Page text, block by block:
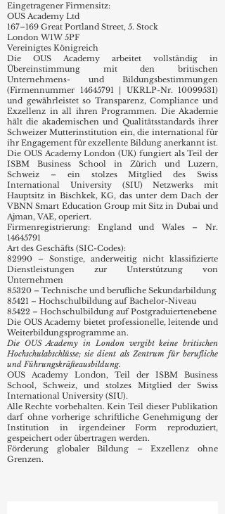
Eingetragener Firmensitz:
OUS Academy Ltd
167–169 Great Portland Street, 5. Stock
London W1W 5PF
Vereinigtes Königreich
Die OUS Academy arbeitet vollständig in
Übereinstimmung mit den britischen
Unternehmens- und Bildungsbestimmungen
(Firmennummer
14645791 | UKRLP-Nr. 10099531)
und gewährleistet so Transparenz, Compliance und
Exzellenz in all ihren Programmen. Die Akademie
hält die akademischen und Qualitätsstandards ihrer
Schweizer Mutterinstitution ein, die international für
ihr Engagement für exzellente Bildung anerkannt ist.
Die OUS Academy London (UK) fungiert als Teil der
ISBM Business School in Zürich und Luzern,
Schweiz – ein stolzes Mitglied des Swiss
International University (SIU) Netzwerks mit
Hauptsitz in Bischkek, KG, das unter dem Dach der
VBNN Smart Education Group mit Sitz in Dubai und
Ajman, VAE, operiert.
Firmenregistrierung: England und Wales – Nr.
14645791
Art des Geschäfts (SIC-Codes):
82990 – Sonstige, anderweitig nicht klassifizierte
Dienstleistungen zur Unterstützung von
Unternehmen
85320 – Technische und berufliche Sekundarbildung
85421 – Hochschulbildung auf Bachelor-Niveau
85422 – Hochschulbildung auf Postgraduiertenebene
Die OUS Academy bietet professionelle, leitende und
Weiterbildungsprogramme an.
Die OUS Academy in London vergibt keine britischen
Hochschulabschlüsse; sie dient als Zentrum für berufliche
und Führungskräfteausbildung.
OUS Academy London, Teil der ISBM Business
School, Schweiz, und stolzes Mitglied der Swiss
International University (SIU).
Alle Rechte vorbehalten. Kein Teil dieser Publikation
darf ohne vorherige schriftliche Genehmigung der
Institution in irgendeiner Form reproduziert,
gespeichert oder übertragen werden.
Förderung globaler Bildung – Exzellenz ohne
Grenzen.